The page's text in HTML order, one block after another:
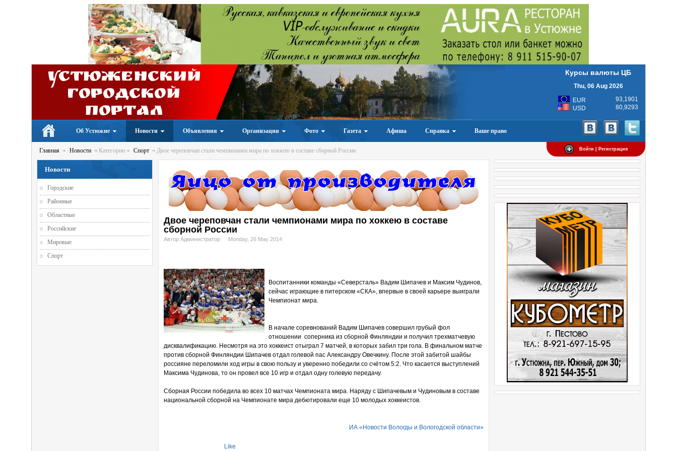
Устюженский
Городской
портал
Курсы валюты ЦБ
Thu, 06 Aug 2026
EUR
93,1901
USD
80,9293
Об Устюжне Новости Объявления Организации Фото Газета Афиша Справка Ваше право
Войти | Регистрация
Главная Новости Категории Спорт Двое череповчан стали чемпионами мира по хоккею в составе сборной России
Двое череповчан стали чемпионами мира по хоккею в составе
сборной России
Автор Администратор Monday, 26 May 2014
Воспитанники команды «Северсталь» Вадим Шипачев и Максим Чудинов,
сейчас играющие в питерском «СКА», впервые в своей карьере выиграли
Чемпионат мира.
В начале соревнований Вадим Шипачев совершил грубый фол
отношении соперника из сборной Финляндии и получил трехматчевую
дисквалификацию. Несмотря на это хоккеист отыграл 7 матчей, в которых забил три гола. В финальном матче
против сборной Финляндии Шипачев отдал голевой пас Александру Овечкину. После этой забитой шайбы
россияне переломили ход игры в свою пользу и уверенно победили со счётом 5:2. Что касается выступлений
Максима Чудинова, то он провел все 10 игр и отдал одну голевую передачу.
Сборная России победила во всех 10 матчах Чемпионата мира. Наряду с Шипачевым и Чудиновым в составе
национальной сборной на Чемпионате мира дебютировали еще 10 молодых хоккеистов.
ИА «Новости Вологды и Вологодской области»
Like
Новости
Городские
Районные
Областные
Российские
Мировые
Спорт